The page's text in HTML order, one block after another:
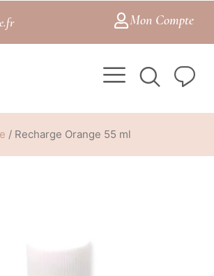
Mon Compte
/ Recharge Orange 55 ml